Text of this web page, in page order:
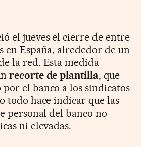
el jueves el cierre de entre
en España, alrededor de un
la red. Esta medida
recorte de plantilla, que
el banco a los sindicatos
todo hace indicar que las
personal del banco no
ni elevadas.